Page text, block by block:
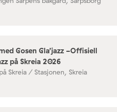
Gosen Gla’jazz -Offisiell
på Skreia 2026
Skreia / Stasjonen, Skreia